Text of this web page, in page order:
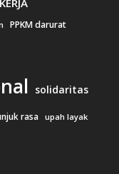
PPKM darurat
solidaritas
rasa upah layak